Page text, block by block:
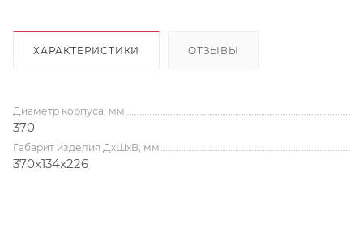
ХАРАКТЕРИСТИКИ ОТЗЫВЫ
Диаметр корпуса, мм
370
Габарит изделия ДхШхВ, мм
370x134x226